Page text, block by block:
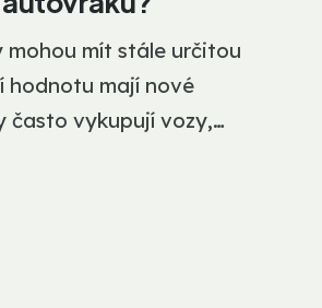
mohou mít stále určitou
hodnotu mají nové
často vykupují vozy,